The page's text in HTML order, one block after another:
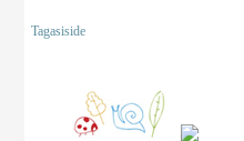
Tagasiside